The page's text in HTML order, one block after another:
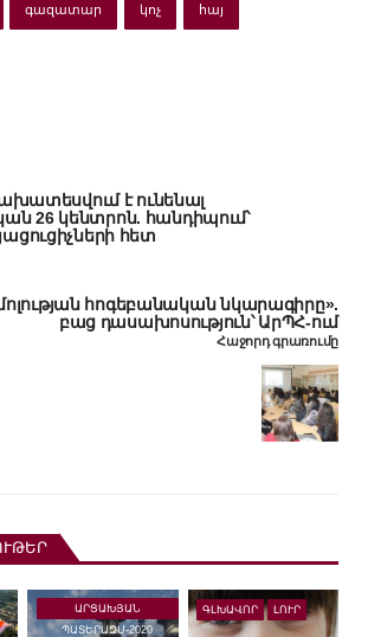
գազատար կոչ հայ
է ունենալ
26 կենտրոն. հանդիպում՝
հետ
հոգեբանական նկարագիրը».
բաց դասախոսություն՝ ԱրՊՀ-ում
Հաջորդ գրառումը
ԱՐՑԱԽՅԱՆ
ՊԱՏԵՐԱԶՄ-2020
ԳԼԽԱՎՈՐ ԼՈՒՐ